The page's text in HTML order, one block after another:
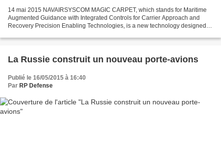
14 mai 2015 NAVAIRSYSCOM MAGIC CARPET, which stands for Maritime
Augmented Guidance with Integrated Controls for Carrier Approach and
Recovery Precision Enabling Technologies, is a new technology designed to
La Russie construit un nouveau porte-avions
Publié le 16/05/2015 à 16:40
Par RP Defense